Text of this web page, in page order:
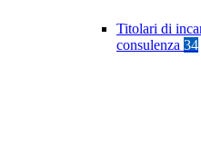
Titolari di
consulenza 34